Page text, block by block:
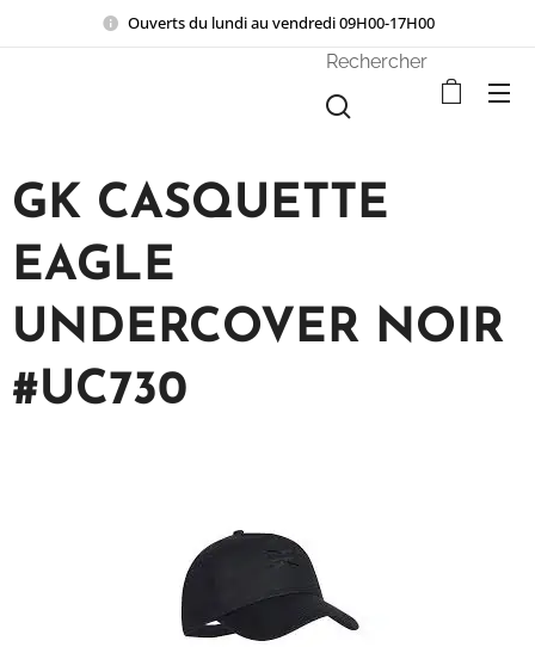
Ouverts du lundi au vendredi 09H00-17H00
Rechercher
GK CASQUETTE
EAGLE
UNDERCOVER NOIR
#UC730